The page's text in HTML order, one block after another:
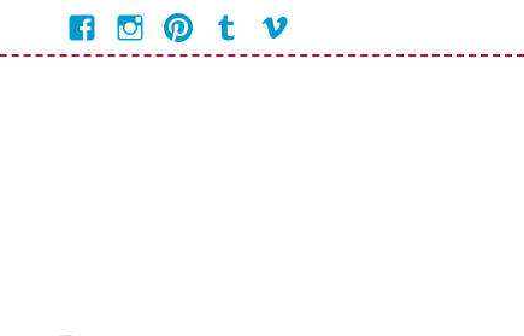
Facebook
Bienvenue
Chez
Instagram
Bienvenue
Chez
Pinterest
Bienvenue
Chez
Tumblr
Bienvenue
Chezchez